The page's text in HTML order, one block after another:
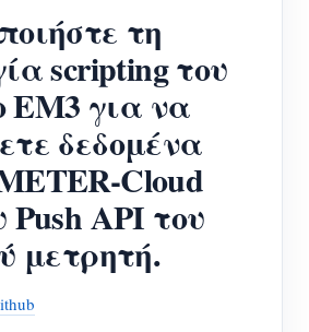
Cloud Pro
αυτο-φιλοξενίας
EV
Simulator
μετρητής
και Προσομοίωσης
τη
scripting του
EM3 για να
δεδομένα
Cloud
Push API του
μετρητή.